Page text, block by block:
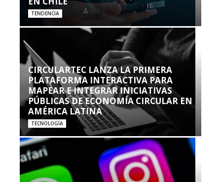
TENDENCIA
CIRCULARTEC LANZA LA PRIMERA
PLATAFORMA INTERACTIVA PARA
MAPEAR E INTEGRAR INICIATIVAS
PÚBLICAS DE ECONOMÍA CIRCULAR EN
AMÉRICA LATINA
TECNOLOGÍA